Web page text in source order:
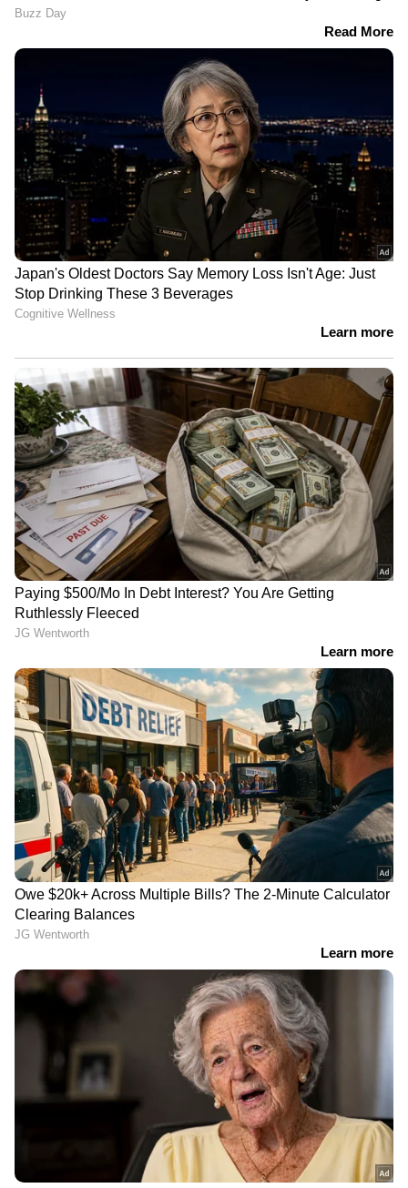
പാണക്കാട് മണ്ണിടിച്ചില്‍
പ്രദേശത്തിന് സമീപം പമ്പ്
നിര്‍മ്മാണത്തിനായി
അനധികൃതമായി പാറപൊട്ടിച്ചു